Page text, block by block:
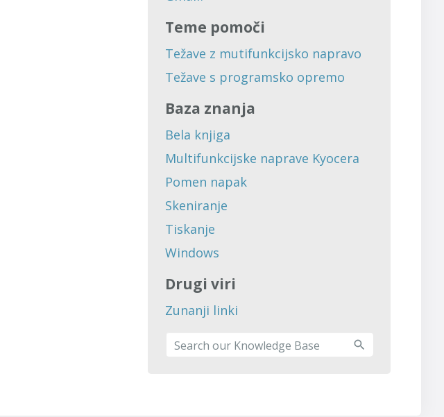
Teme pomoči
Težave z mutifunkcijsko napravo
Težave s programsko opremo
Baza znanja
Bela knjiga
Multifunkcijske naprave Kyocera
Pomen napak
Skeniranje
Tiskanje
Windows
Drugi viri
Zunanji linki